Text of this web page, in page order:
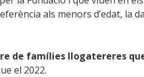
als menors d’edat, la
de famílies llogatereres
el 2022.